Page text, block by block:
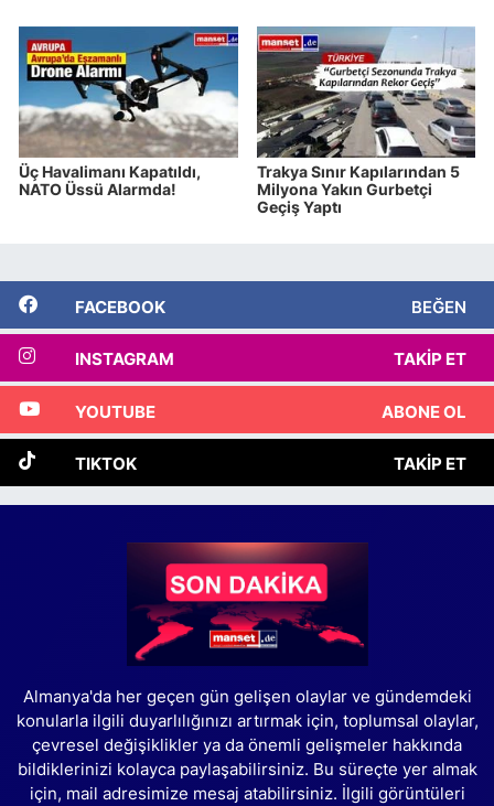
Üç Havalimanı Kapatıldı,
NATO Üssü Alarmda!
Trakya Sınır Kapılarından 5
Milyona Yakın Gurbetçi
Geçiş Yaptı
FACEBOOK BEĞEN
INSTAGRAM TAKIP ET
YOUTUBE ABONE OL
TIKTOK TAKIP ET
Almanya'da her geçen gün gelişen olaylar ve gündemdeki
konularla ilgili duyarlılığınızı artırmak için, toplumsal olaylar,
çevresel değişiklikler ya da önemli gelişmeler hakkında
bildiklerinizi kolayca paylaşabilirsiniz. Bu süreçte yer almak
için, mail adresimize mesaj atabilirsiniz. İlgili görüntüleri